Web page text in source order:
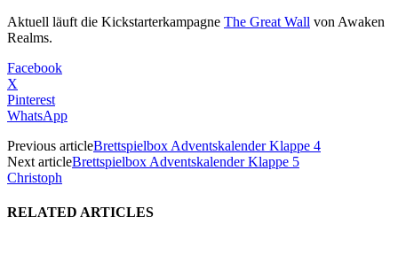
Aktuell läuft die Kickstarterkampagne The Great Wall von Awaken
Realms.
Facebook
X
Pinterest
WhatsApp
Previous articleBrettspielbox Adventskalender Klappe 4
Next articleBrettspielbox Adventskalender Klappe 5
Christoph
RELATED ARTICLES